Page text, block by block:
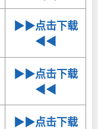
▶▶点击下载
◀◀
▶▶点击下载
◀◀
▶▶点击下载